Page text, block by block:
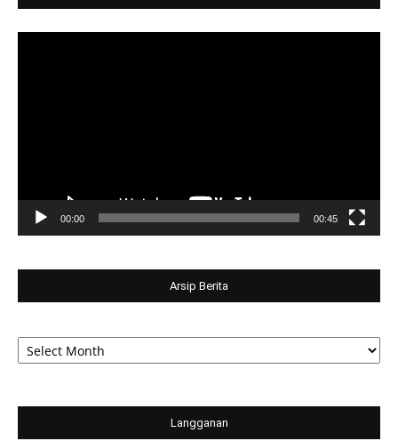
00:00 00:45
Arsip Berita
Arsip
Berita
Langganan